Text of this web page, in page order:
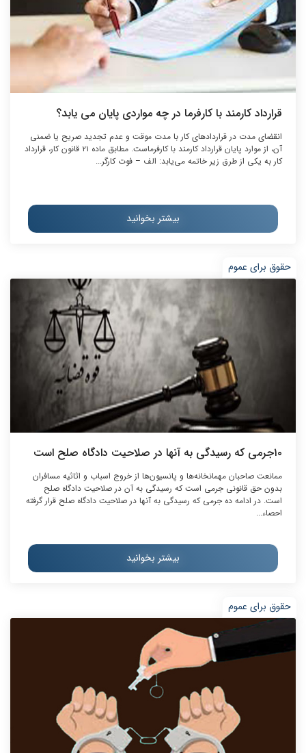
قرارداد کارمند با کارفرما در چه مواردی پایان می یابد؟
انقضای مدت در قرارداد‌های کار با مدت موقت و عدم تجدید صریح یا ضمنی
آن، از موارد پایان قرارداد کارمند با کارفرماست. مطابق ماده ۲۱ قانون کار، قرارداد
کار به یکی از طرق زیر خاتمه می‌یابد: الف – فوت کارگر...
بیشتر بخوانید
حقوق برای عموم
۱۰جرمی که رسیدگی به آنها در صلاحیت دادگاه صلح است
ممانعت صاحبان مهمانخانه‌ها و پانسیون‌ها از خروج اسباب و اثاثیه مسافران
بدون حق قانونی جرمی است که رسیدگی به آن در صلاحیت دادگاه صلح
است. در ادامه ده جرمی که رسیدگی به آنها در صلاحیت دادگاه صلح قرار گرفته
احصاء...
بیشتر بخوانید
حقوق برای عموم